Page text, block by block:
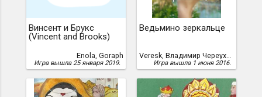
Винсент и Брукс
(Vincent and Brooks)
Enola, Goraph
Игра вышла 25 января 2019.
Ведьмино зеркальце
Veresk, Владимир Череухин ;
Игра вышла 1 июня 2016.